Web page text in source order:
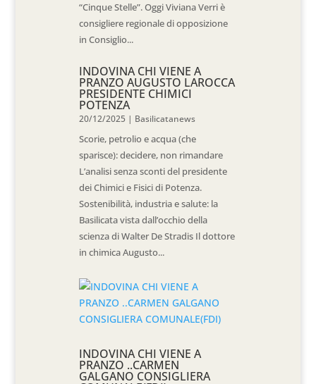
“Cinque Stelle”. Oggi Viviana Verri è
consigliere regionale di opposizione
in Consiglio...
INDOVINA CHI VIENE A
PRANZO AUGUSTO LAROCCA
PRESIDENTE CHIMICI
POTENZA
20/12/2025 | Basilicatanews
Scorie, petrolio e acqua (che
sparisce): decidere, non rimandare
L’analisi senza sconti del presidente
dei Chimici e Fisici di Potenza.
Sostenibilità, industria e salute: la
Basilicata vista dall’occhio della
scienza di Walter De Stradis Il dottore
in chimica Augusto...
INDOVINA CHI VIENE A
PRANZO ..CARMEN
GALGANO CONSIGLIERA